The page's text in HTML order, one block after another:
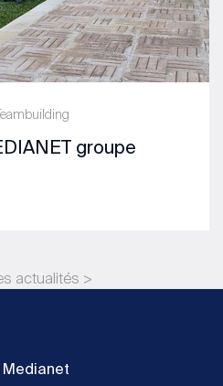
groupe
actualités >
Medianet